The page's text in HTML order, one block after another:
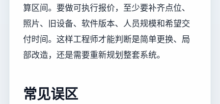
算区间。要做可执行报价，至少要补齐点位、
照片、旧设备、软件版本、人员规模和希望交
付时间。这样工程师才能判断是简单更换、局
部改造，还是需要重新规划整套系统。
常见误区